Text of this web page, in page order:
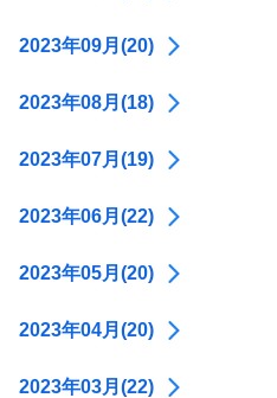
2023年09月(20)
2023年08月(18)
2023年07月(19)
2023年06月(22)
2023年05月(20)
2023年04月(20)
2023年03月(22)